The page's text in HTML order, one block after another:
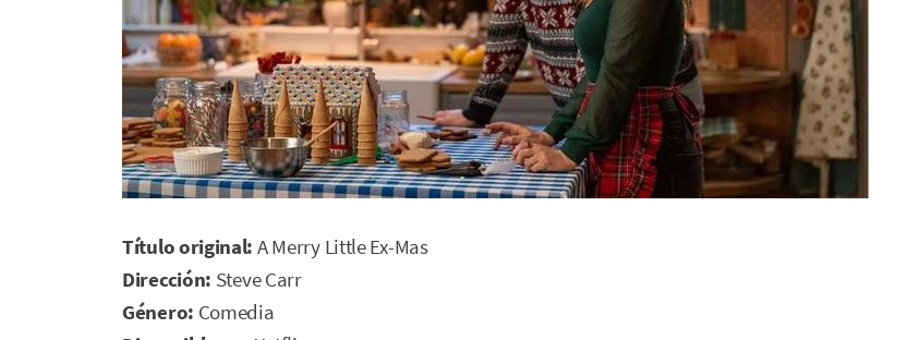
Título original: A Merry Little Ex-Mas
Dirección: Steve Carr
Género: Comedia